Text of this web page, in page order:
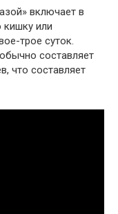
включает в
кишку или
трое суток.
составляет
что составляет